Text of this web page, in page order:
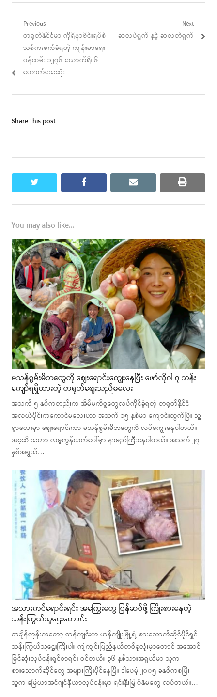
Post
navigation
Previous
Previous
post:
တရုတ်နိုင်ငံမှာ ကိုရိုနာဗိုင်းရပ်စ်
သစ်ကူးစက်ခံရတဲ့ ကျန်းမာရေး
ဝန်ထမ်း ၁၂၇၆ ယောက်ရှိ၊ ၆
ယောက်သေဆုံး
Next
Next
ဆလပ်ရွက် နှင့် ဆလတ်ရွက်
Share this post
twitter facebook email print
You may also like...
မသန်စွမ်းမိဘတွေကို ဈေးရောင်းကျွေးနေပြီး ဖော်လိုဝါ ၇ သန်း
ကျော်ရရှိထားတဲ့ တရုတ်ဈေးသည်မလေး
အသက် ၅ နှစ်ကတည်းက အိမ်မှုကိစ္စတွေလုပ်ကိုင်ခဲ့ရတဲ့ တရုတ်နိုင်ငံ
အလယ်ပိုင်းကကောင်မလေးဟာ အသက် ၁၅ နှစ်မှာ ကျောင်းထွက်ပြီး သူ့
ရွာလေးမှာ ဈေးရောင်းကာ မသန်စွမ်းမိဘတွေကို လုပ်ကျွေးနေပါတယ်။
အခုဆို သူဟာ လူမှုကွန်ယက်ပေါ်မှာ နာမည်ကြီးနေပါတယ်။ အသက် ၂၇
နှစ်အရွယ်…
အသားကင်ရောင်းရင်း အကြွေးတွေ ပြန်ဆပ်ဖို့ ကြိုးစားနေတဲ့
သန်းကြွယ်သူဌေးဟောင်း
တချိန်တုန်းကတော့ တန်ကျင်းက ဟန်ကျိုးမြို့ရဲ့ စားသောက်ဆိုင်ပိုင်ရှင်
သန်းကြွယ်သူဌေးကြီးပါ။ ကျဲကျင်းပြည်နယ်တစ်ခုလုံးမှာတောင် အအောင်
မြင်ဆုံးလုပ်ငန်းရှင်စာရင်း ဝင်တယ်။ ၃၆ နှစ်သားအရွယ်မှာ သူက
စားသောက်ဆိုင်တွေ အများကြီးပိုင်နေပြီ။ ဒါပေမဲ့ ၂၀၀၅ ခုနှစ်ကစပြီး
သူက မြေယာအင်ဂျင်နီယာလုပ်ငန်းမှာ ရင်းနှီးမြှုပ်နှံမှုတွေ လုပ်တယ်။…